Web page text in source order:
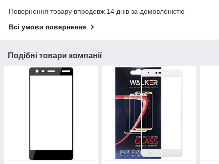
Повернення товару впродовж 14 днів за домовленістю
Всі умови повернення
Подібні товари компанії